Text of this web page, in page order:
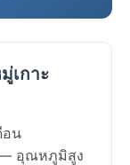
เกาะ
อน
— อุณหภูมิสูง